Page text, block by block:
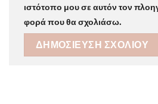
ιστότοπο μου σε αυτόν τον
φορά που θα σχολιάσω.